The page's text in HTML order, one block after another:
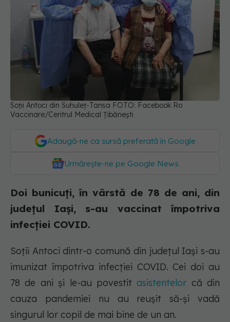
Soții Antoci din Suhuleț-Tansa FOTO: Facebook Ro
Vaccinare/Centrul Medical Țibănești
Adaugă-ne ca sursă preferată în Google
Urmărește-ne pe Google News
Doi bunicuți, în vârstă de 78 de ani, din
județul Iași, s-au vaccinat împotriva
infecției COVID.
Soții Antoci dintr-o comună din județul Iași s-au
imunizat împotriva infecției COVID. Cei doi au
78 de ani și le-au povestit asistentelor că din
cauza pandemiei nu au reușit să-și vadă
singurul lor copil de mai bine de un an.